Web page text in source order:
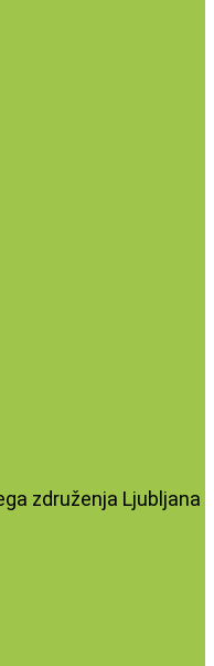
združenja Ljubljana